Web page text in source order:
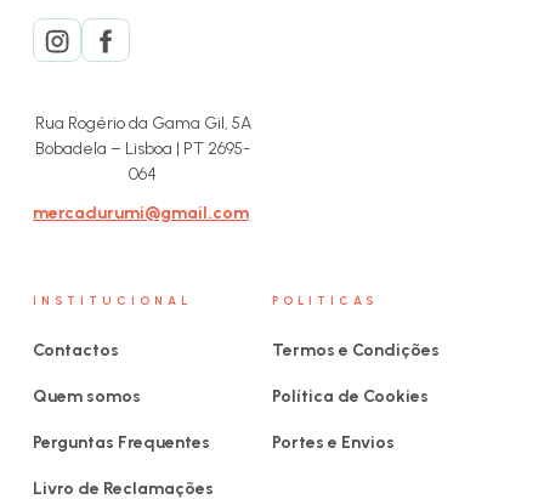
Rua Rogério da Gama Gil, 5A
Bobadela – Lisboa | PT 2695-
064
mercadurumi@gmail.com
INSTITUCIONAL
Contactos
Quem somos
Perguntas Frequentes
Livro de Reclamações
POLITICAS
Termos e Condições
Política de Cookies
Portes e Envios